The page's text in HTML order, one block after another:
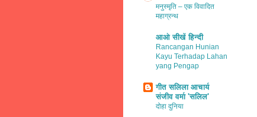
मनुस्मृति – एक विवादित
महाग्रन्थ
आओ सीखें हिन्दी
Rancangan Hunian
Kayu Terhadap Lahan
yang Pengap
गीत सलिला आचार्य
संजीव वर्मा 'सलिल'
दोहा दुनिया